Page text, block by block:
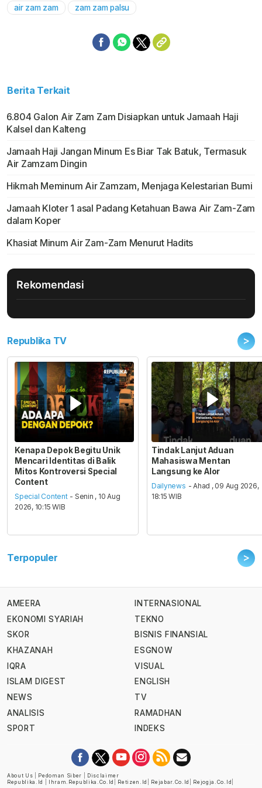
air zam zam zam zam palsu
Berita Terkait
6.804 Galon Air Zam Zam Disiapkan untuk Jamaah Haji
Kalsel dan Kalteng
Jamaah Haji Jangan Minum Es Biar Tak Batuk, Termasuk
Air Zamzam Dingin
Hikmah Meminum Air Zamzam, Menjaga Kelestarian Bumi
Jamaah Kloter 1 asal Padang Ketahuan Bawa Air Zam-Zam
dalam Koper
Khasiat Minum Air Zam-Zam Menurut Hadits
Rekomendasi
Republika TV >
Kenapa Depok Begitu Unik
Mencari Identitas di Balik
Mitos Kontroversi Special
Content
Special Content - Senin , 10 Aug
2026, 10:15 WIB
Tindak Lanjut Aduan
Mahasiswa Mentan
Langsung ke Alor
Dailynews - Ahad , 09 Aug 2026,
18:15 WIB
Terpopuler >
AMEERA
EKONOMI SYARIAH
SKOR
KHAZANAH
IQRA
ISLAM DIGEST
NEWS
ANALISIS
SPORT
INTERNASIONAL
TEKNO
BISNIS FINANSIAL
ESGNOW
VISUAL
ENGLISH
TV
RAMADHAN
INDEKS
About Us Pedoman Siber
Disclaimer
Republika.id
Ihram.republika.co.id Retizen.id Rejabar.co.id Rejogja.co.id